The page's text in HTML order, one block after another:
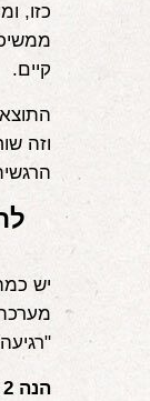
כזו,
קיים.
וזה
יש
הנה 2 מהם: